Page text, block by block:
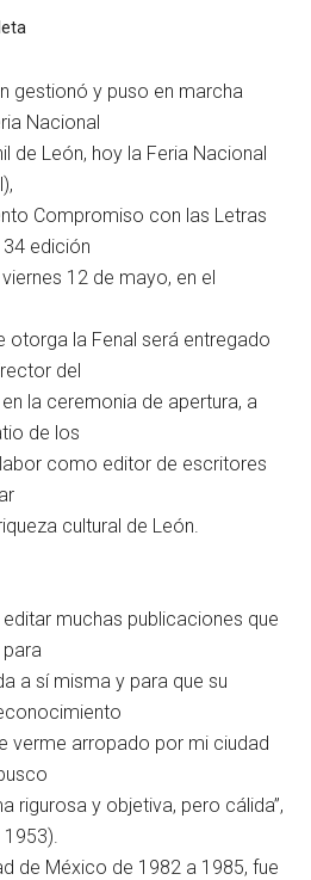
gestionó y puso en marcha
Nacional
de León, hoy la Feria Nacional
Compromiso con las Letras
edición
12 de mayo, en el
otorga la Fenal será entregado
del
la ceremonia de apertura, a
de los
como editor de escritores
cultural de León.
muchas publicaciones que
a sí misma y para que su
verme arropado por mi ciudad
rigurosa y objetiva, pero cálida”,
de México de 1982 a 1985, fue